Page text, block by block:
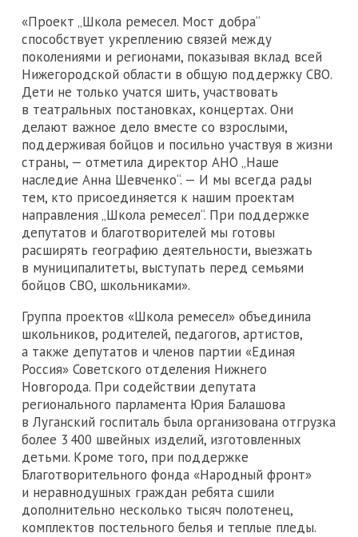
«Проект „Школа ремесел. Мост добра“
способствует укреплению связей между
поколениями и регионами, показывая вклад всей
Нижегородской области в общую поддержку СВО.
Дети не только учатся шить, участвовать
в театральных постановках, концертах. Они
делают важное дело вместе со взрослыми,
поддерживая бойцов и посильно участвуя в жизни
страны, — отметила директор АНО „Наше
наследие Анна Шевченко“. — И мы всегда рады
тем, кто присоединяется к нашим проектам
направления „Школа ремесел“. При поддержке
депутатов и благотворителей мы готовы
расширять географию деятельности, выезжать
в муниципалитеты, выступать перед семьями
бойцов СВО, школьниками».
Группа проектов «Школа ремесел» объединила
школьников, родителей, педагогов, артистов,
а также депутатов и членов партии «Единая
Россия» Советского отделения Нижнего
Новгорода. При содействии депутата
регионального парламента Юрия Балашова
в Луганский госпиталь была организована отгрузка
более 3 400 швейных изделий, изготовленных
детьми. Кроме того, при поддержке
Благотворительного фонда «Народный фронт»
и неравнодушных граждан ребята сшили
дополнительно несколько тысяч полотенец,
комплектов постельного белья и теплые пледы.